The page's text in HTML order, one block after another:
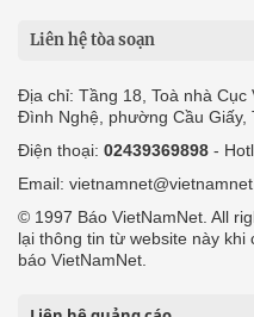
Liên hệ tòa soạn
Địa chỉ: Tầng 18, Toà nhà
Đình Nghệ, phường Cầu Giấy,
Điện thoại: 02439369898 -
Email:
© 1997 Báo VietNamNet. All
lại thông tin từ website này
báo VietNamNet.